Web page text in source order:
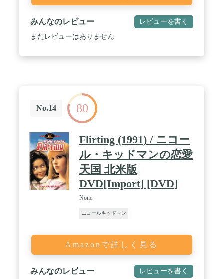
みんなのレビュー レビューを書く
まだレビューはありません
No.14 80
Flirting (1991) / ニコー
ル・キッドマンの恋愛
天国 北米版
DVD[Import] [DVD]
None
ニコールキッドマン
Amazonで詳しく見る
みんなのレビュー レビューを書く